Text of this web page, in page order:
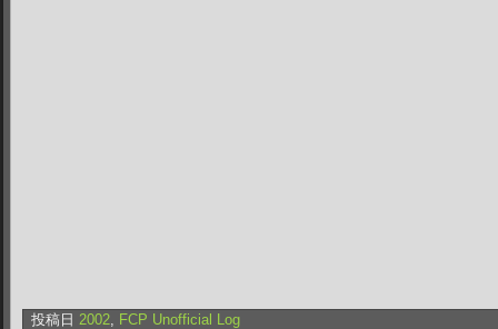
投稿日 2002, FCP Unofficial Log